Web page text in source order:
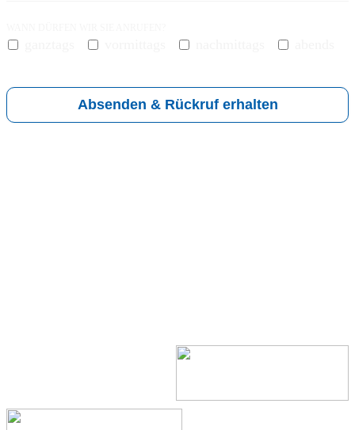
EMAIL
Absenden & Rückruf erhalten